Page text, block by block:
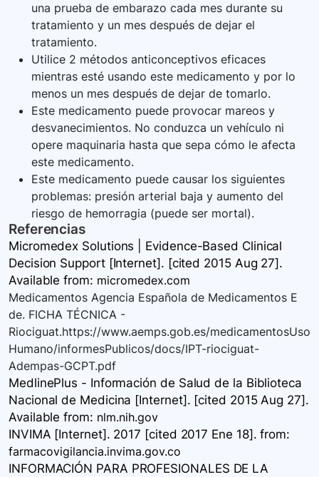
una prueba de embarazo cada mes durante su
tratamiento y un mes después de dejar el
tratamiento.
Utilice 2 métodos anticonceptivos eficaces
mientras esté usando este medicamento y por lo
menos un mes después de dejar de tomarlo.
Este medicamento puede provocar mareos y
desvanecimientos. No conduzca un vehículo ni
opere maquinaria hasta que sepa cómo le afecta
este medicamento.
Este medicamento puede causar los siguientes
problemas: presión arterial baja y aumento del
riesgo de hemorragia (puede ser mortal).
Referencias
Micromedex Solutions | Evidence-Based Clinical
Decision Support [Internet]. [cited 2015 Aug 27].
Available from: micromedex.com
Medicamentos Agencia Española de Medicamentos E
de. FICHA TÉCNICA -
Riociguat.https://www.aemps.gob.es/medicamentosUso
Humano/informesPublicos/docs/IPT-riociguat-
Adempas-GCPT.pdf
MedlinePlus - Información de Salud de la Biblioteca
Nacional de Medicina [Internet]. [cited 2015 Aug 27].
Available from: nlm.nih.gov
INVIMA [Internet]. 2017 [cited 2017 Ene 18]. from:
farmacovigilancia.invima.gov.co
INFORMACIÓN PARA PROFESIONALES DE LA